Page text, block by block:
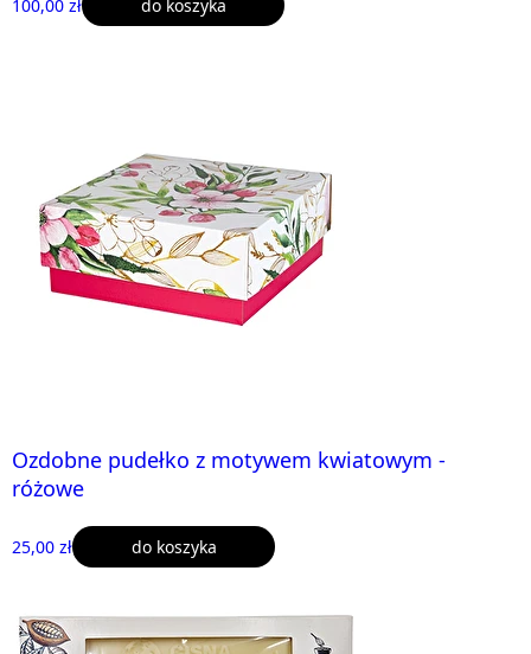
100,00 zł do koszyka
Ozdobne pudełko z motywem kwiatowym -
różowe
25,00 zł do koszyka